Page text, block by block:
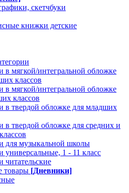
скетчбуки
книжки детские
в мягкой/интегральной обложке
классов
в мягкой/интегральной обложке
классов
в твердой обложке для младших
в твердой обложке для средних и
для музыкальной школы
универсальные, 1 - 11 класс
читательские
товары [Дневники]